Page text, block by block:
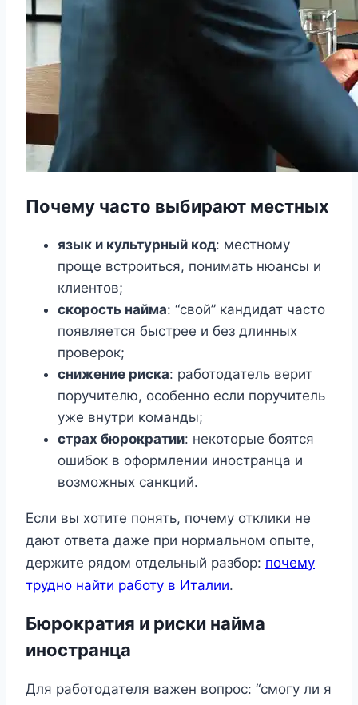
Почему часто выбирают местных
язык и культурный код: местному
проще встроиться, понимать нюансы и
клиентов;
скорость найма: “свой” кандидат часто
появляется быстрее и без длинных
проверок;
снижение риска: работодатель верит
поручителю, особенно если поручитель
уже внутри команды;
страх бюрократии: некоторые боятся
ошибок в оформлении иностранца и
возможных санкций.
Если вы хотите понять, почему отклики не
дают ответа даже при нормальном опыте,
держите рядом отдельный разбор: почему
трудно найти работу в Италии.
Бюрократия и риски найма
иностранца
Для работодателя важен вопрос: “смогу ли я